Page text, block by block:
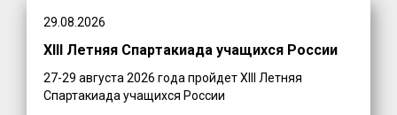
29.08.2026
XIII Летняя Спартакиада учащихся России
27-29 августа 2026 года пройдет XIII Летняя
Спартакиада учащихся России